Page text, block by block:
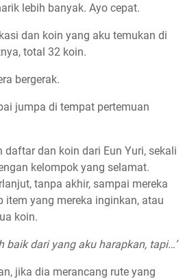
lebih banyak. Ayo cepat.
dan koin yang aku temukan di
total 32 koin.
bergerak.
jumpa di tempat pertemuan
daftar dan koin dari Eun Yuri, sekali
kelompok yang selamat.
tanpa akhir, sampai mereka
item yang mereka inginkan, atau
koin.
baik dari yang aku harapkan, tapi…’
jika dia merancang rute yang